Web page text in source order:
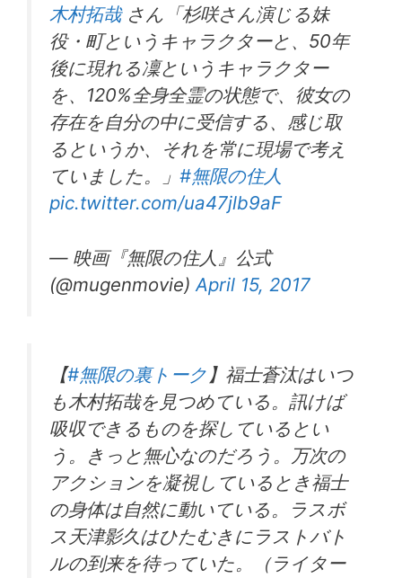
木村拓哉さん「杉咲さん演じる妹
役・町というキャラクターと、50年
後に現れる凜というキャラクター
を、120%全身全霊の状態で、彼女の
存在を自分の中に受信する、感じ取
るというか、それを常に現場で考え
ていました。」 #無限の住人
pic.twitter.com/ua47jlb9aF
— 映画『無限の住人』公式
(@mugenmovie) April 15, 2017
【#無限の裏トーク 】福士蒼汰はいつ
も木村拓哉を見つめている。訊けば
吸収できるものを探しているとい
う。きっと無心なのだろう。万次の
アクションを凝視しているとき福士
の身体は自然に動いている。ラスボ
ス天津影久はひたむきにラストバト
ルの到来を待っていた。（ライター